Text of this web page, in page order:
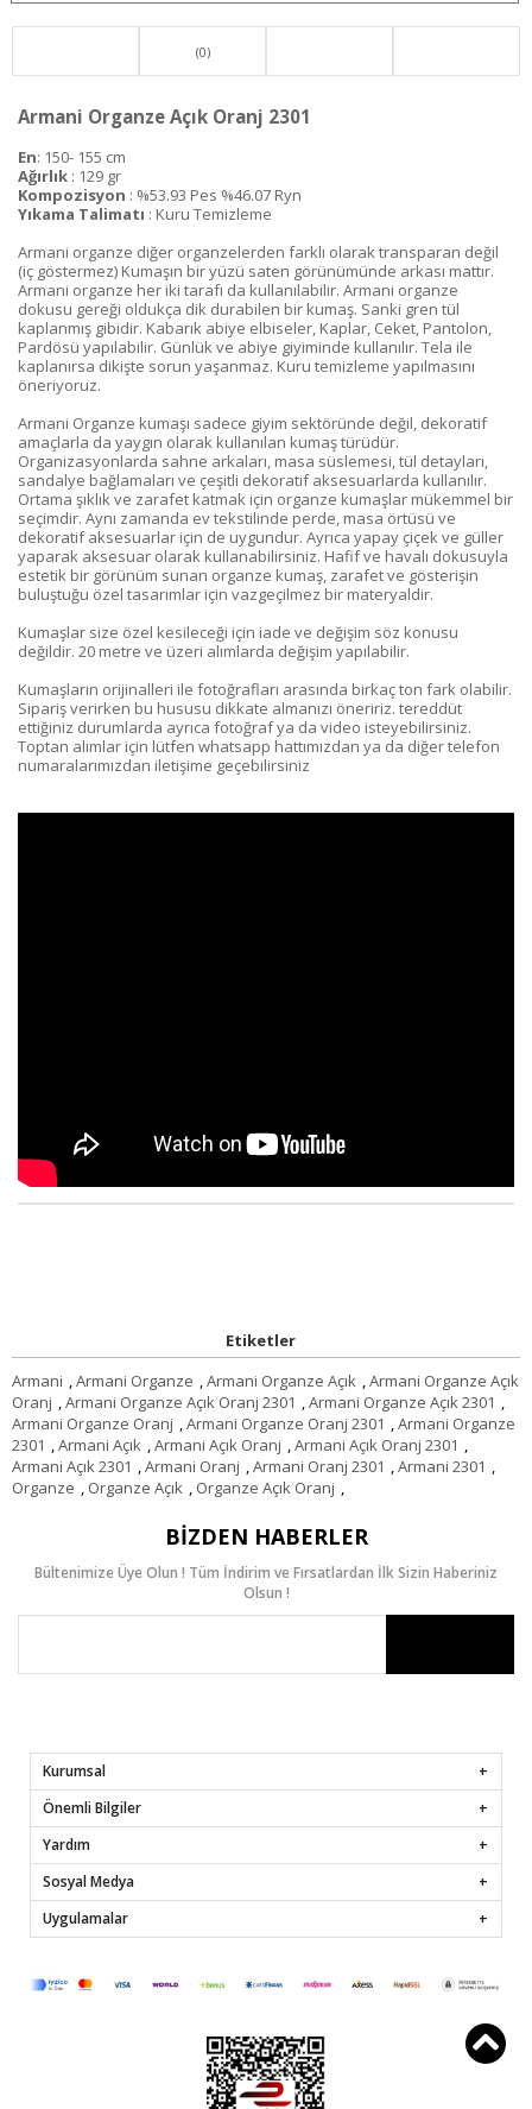
(0)
Armani Organze Açık Oranj 2301
En: 150- 155 cm
Ağırlık : 129 gr
Kompozisyon : %53.93 Pes %46.07 Ryn
Yıkama Talimatı : Kuru Temizleme
Armani organze diğer organzelerden farklı olarak transparan değil
(iç göstermez) Kumaşın bir yüzü saten görünümünde arkası mattır.
Armani organze her iki tarafı da kullanılabilir. Armani organze
dokusu gereği oldukça dik durabilen bir kumaş. Sanki gren tül
kaplanmış gibidir. Kabarık abiye elbiseler, Kaplar, Ceket, Pantolon,
Pardösü yapılabilir. Günlük ve abiye giyiminde kullanılır. Tela ile
kaplanırsa dikişte sorun yaşanmaz. Kuru temizleme yapılmasını
öneriyoruz.
Armani Organze kumaşı sadece giyim sektöründe değil, dekoratif
amaçlarla da yaygın olarak kullanılan kumaş türüdür.
Organizasyonlarda sahne arkaları, masa süslemesi, tül detayları,
sandalye bağlamaları ve çeşitli dekoratif aksesuarlarda kullanılır.
Ortama şıklık ve zarafet katmak için organze kumaşlar mükemmel bir
seçimdir. Aynı zamanda ev tekstilinde perde, masa örtüsü ve
dekoratif aksesuarlar için de uygundur. Ayrıca yapay çiçek ve güller
yaparak aksesuar olarak kullanabilirsiniz. Hafif ve havalı dokusuyla
estetik bir görünüm sunan organze kumaş, zarafet ve gösterişin
buluştuğu özel tasarımlar için vazgeçilmez bir materyaldir.
Kumaşlar size özel kesileceği için iade ve değişim söz konusu
değildir. 20 metre ve üzeri alımlarda değişim yapılabilir.
Kumaşların orijinalleri ile fotoğrafları arasında birkaç ton fark olabilir.
Sipariş verirken bu hususu dikkate almanızı öneririz. tereddüt
ettiğiniz durumlarda ayrıca fotoğraf ya da video isteyebilirsiniz.
Toptan alımlar için lütfen whatsapp hattımızdan ya da diğer telefon
numaralarımızdan iletişime geçebilirsiniz
Etiketler
Armani ,Armani Organze ,Armani Organze Açık ,Armani Organze Açık
Oranj ,Armani Organze Açık Oranj 2301 ,Armani Organze Açık 2301 ,
Armani Organze Oranj ,Armani Organze Oranj 2301 ,Armani Organze
2301 ,Armani Açık ,Armani Açık Oranj ,Armani Açık Oranj 2301 ,
Armani Açık 2301 ,Armani Oranj ,Armani Oranj 2301 ,Armani 2301 ,
Organze , Organze Açık , Organze Açık Oranj ,
BIZDEN HABERLER
Bültenimize Üye Olun ! Tüm İndirim ve Fırsatlardan İlk Sizin Haberiniz
Olsun !
Kurumsal
Önemli Bilgiler
Yardım
Sosyal Medya
Uygulamalar